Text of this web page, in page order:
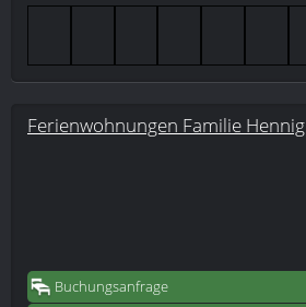
Ferienwohnungen Familie Hennig
Buchungsanfrage